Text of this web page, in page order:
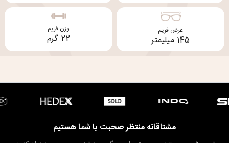
عرض فریم
145 میلیمتر
وزن فریم
22 گرم
مشتاقانه منتظر صحبت با شما هستیم